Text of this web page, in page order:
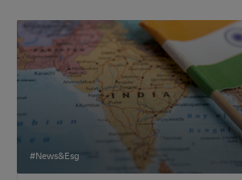
#News&Esg